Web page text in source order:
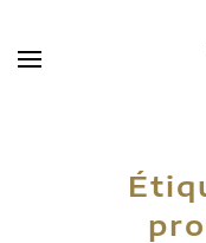
Skip to main